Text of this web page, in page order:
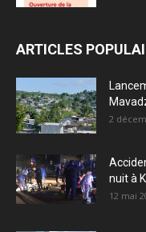
ARTICLES
2
nuit à
12 mai